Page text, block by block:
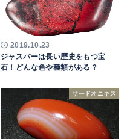
2019.10.23
ジャスパーは長い歴史をもつ宝
石！どんな色や種類がある？
サードオニキス